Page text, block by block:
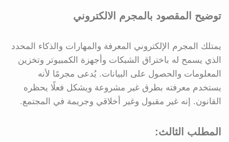
توضيح المقصود بالمجرم الالكتروني
يمتلك المجرم الإلكتروني المعرفة والمهارات والذكاء المحدد
الذي يسمح له باختراق الشبكات وأجهزة الكمبيوتر وتخزين
المعلومات والحصول على البيانات. يُدعى مجرمًا لأنه
يستخدم معرفته بطرق غير مشروعة ويشكل فعلًا يحظره
القانون. إنه غير مقبول وغير أخلاقي وجريمة في المجتمع.
المطلب الثالث: